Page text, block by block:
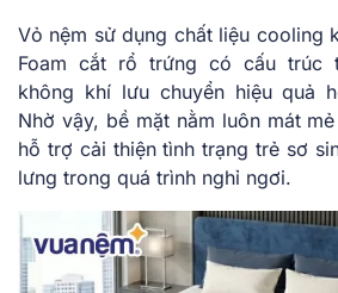
Vỏ nệm sử dụng chất liệu cooling
Foam cắt rổ trứng có cấu trúc
không khí lưu chuyển hiệu quả
Nhờ vậy, bề mặt nằm luôn mát
hỗ trợ cải thiện tình trạng trẻ sơ
lưng trong quá trình nghỉ ngơi.